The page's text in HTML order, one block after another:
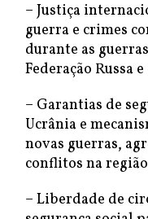
– Justiça
guerra e crimes
durante as
Federação Russa
– Garantias de
Ucrânia e
novas guerras,
conflitos na
– Liberdade de